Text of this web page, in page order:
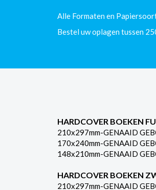
Alle Formaten en
Bestel uw oplagen tussen
HARDCOVER BOEKEN
210x297mm-GENAAID
170x240mm-GENAAID
148x210mm-GENAAID
HARDCOVER BOEKEN
210x297mm-GENAAID